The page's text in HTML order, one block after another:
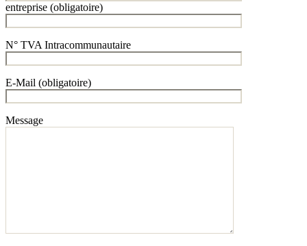
entreprise (obligatoire)
N° TVA Intracommunautaire
E-Mail (obligatoire)
Message